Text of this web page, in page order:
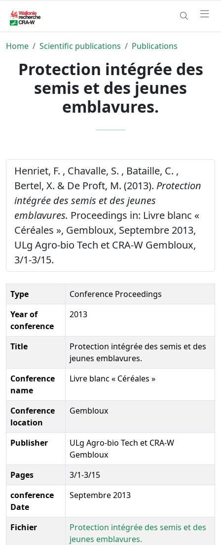
Home Scientific publications Publications
Protection intégrée des
semis et des jeunes
emblavures.
Henriet, F. , Chavalle, S. , Bataille, C. ,
Bertel, X. & De Proft, M. (2013). Protection
intégrée des semis et des jeunes
emblavures. Proceedings in: Livre blanc «
Céréales », Gembloux, Septembre 2013,
ULg Agro-bio Tech et CRA-W Gembloux,
3/1-3/15.
Type
Conference Proceedings
Year of
conference
2013
Title
Protection intégrée des semis et des
jeunes emblavures.
Conference
name
Livre blanc « Céréales »
Conference
location
Gembloux
Publisher
ULg Agro-bio Tech et CRA-W
Gembloux
Pages
3/1-3/15
conference
Date
Septembre 2013
Fichier
Protection intégrée des semis et des
jeunes emblavures.